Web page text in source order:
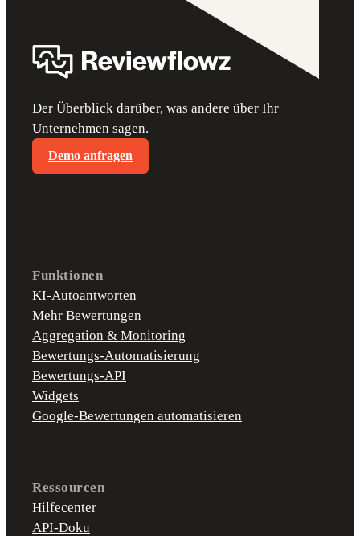
Der Überblick darüber, was andere über Ihr
Unternehmen sagen.
Demo anfragen
Funktionen
KI-Autoantworten
Mehr Bewertungen
Aggregation & Monitoring
Bewertungs-Automatisierung
Bewertungs-API
Widgets
Google-Bewertungen automatisieren
Ressourcen
Hilfecenter
API-Doku